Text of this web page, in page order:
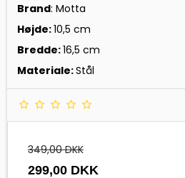
Brand: Motta
Højde:10,5 cm
Bredde:16,5 cm
Materiale:Stål
349,00 DKK
299,00 DKK